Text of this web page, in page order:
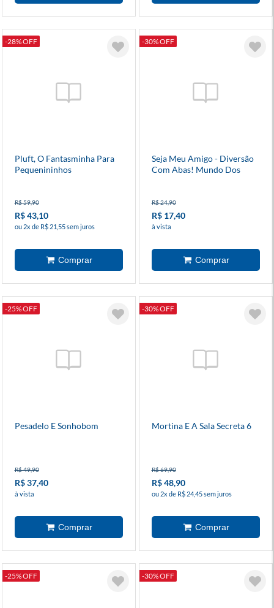
-28% OFF
Pluft, O Fantasminha Para
Pequenininhos
R$ 59,90
R$ 43,10
ou 2x de R$ 21,55 sem juros
-30% OFF
Seja Meu Amigo - Diversão
Com Abas! Mundo Dos
R$ 24,90
R$ 17,40
à vista
-25% OFF
Pesadelo E Sonhobom
R$ 49,90
R$ 37,40
à vista
-30% OFF
Mortina E A Sala Secreta 6
R$ 69,90
R$ 48,90
ou 2x de R$ 24,45 sem juros
-25% OFF -30% OFF